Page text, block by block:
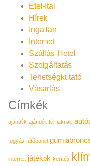
Étel-Ital
Hírek
Ingatlan
Internet
Szállás-Hotel
Szolgáltatás
Tehetségkutató
Vásárlás
Címkék
ajándék ajándék férfiaknak
fogyás fűtőpanel
internet játékok kerítés